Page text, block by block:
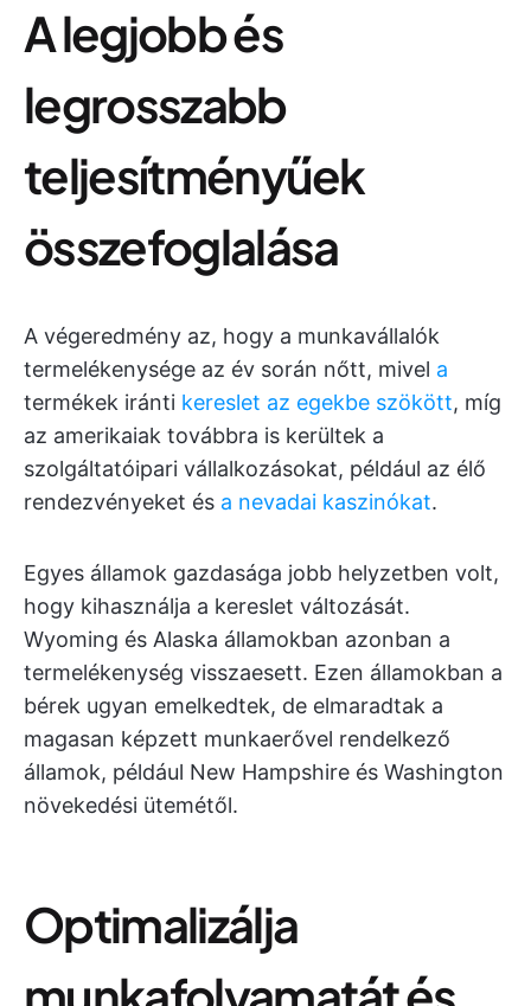
A legjobb és
legrosszabb
teljesítményűek
összefoglalása
A végeredmény az, hogy a munkavállalók
termelékenysége az év során nőtt, mivel a
termékek iránti kereslet az egekbe szökött, míg
az amerikaiak továbbra is kerültek a
szolgáltatóipari vállalkozásokat, például az élő
rendezvényeket és a nevadai kaszinókat.
Egyes államok gazdasága jobb helyzetben volt,
hogy kihasználja a kereslet változását.
Wyoming és Alaska államokban azonban a
termelékenység visszaesett. Ezen államokban a
bérek ugyan emelkedtek, de elmaradtak a
magasan képzett munkaerővel rendelkező
államok, például New Hampshire és Washington
növekedési ütemétől.
Optimalizálja